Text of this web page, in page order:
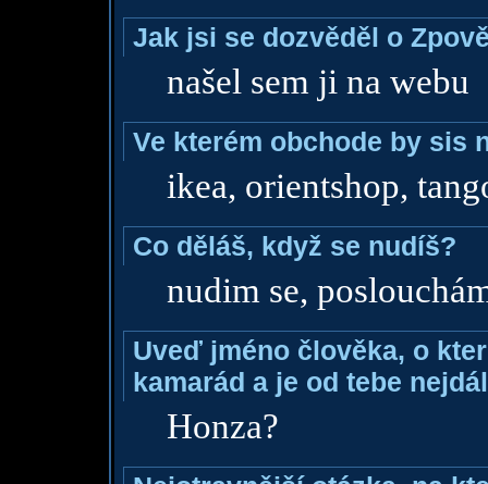
Jak jsi se dozvěděl o
našel sem ji na webu
Ve kterém obchode by sis
ikea, orientshop,
Co děláš, když se nudíš?
nudim se,
Uveď jméno člověka, o
kamarád a je od tebe
Honza?